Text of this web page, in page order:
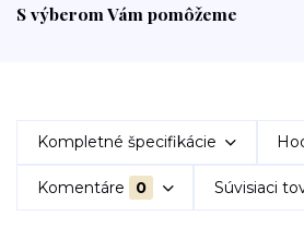
S výberom Vám pomôžeme
Kompletné špecifikácie
Komentáre 0 Súvisiaci